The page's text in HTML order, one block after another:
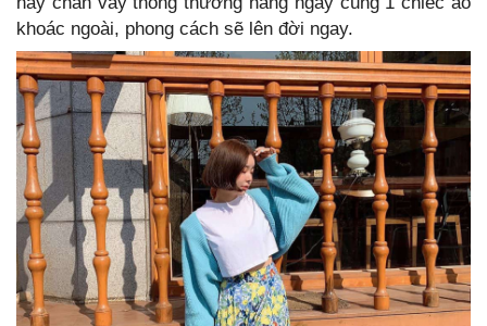
khoác ngoài, phong cách sẽ lên đời ngay.